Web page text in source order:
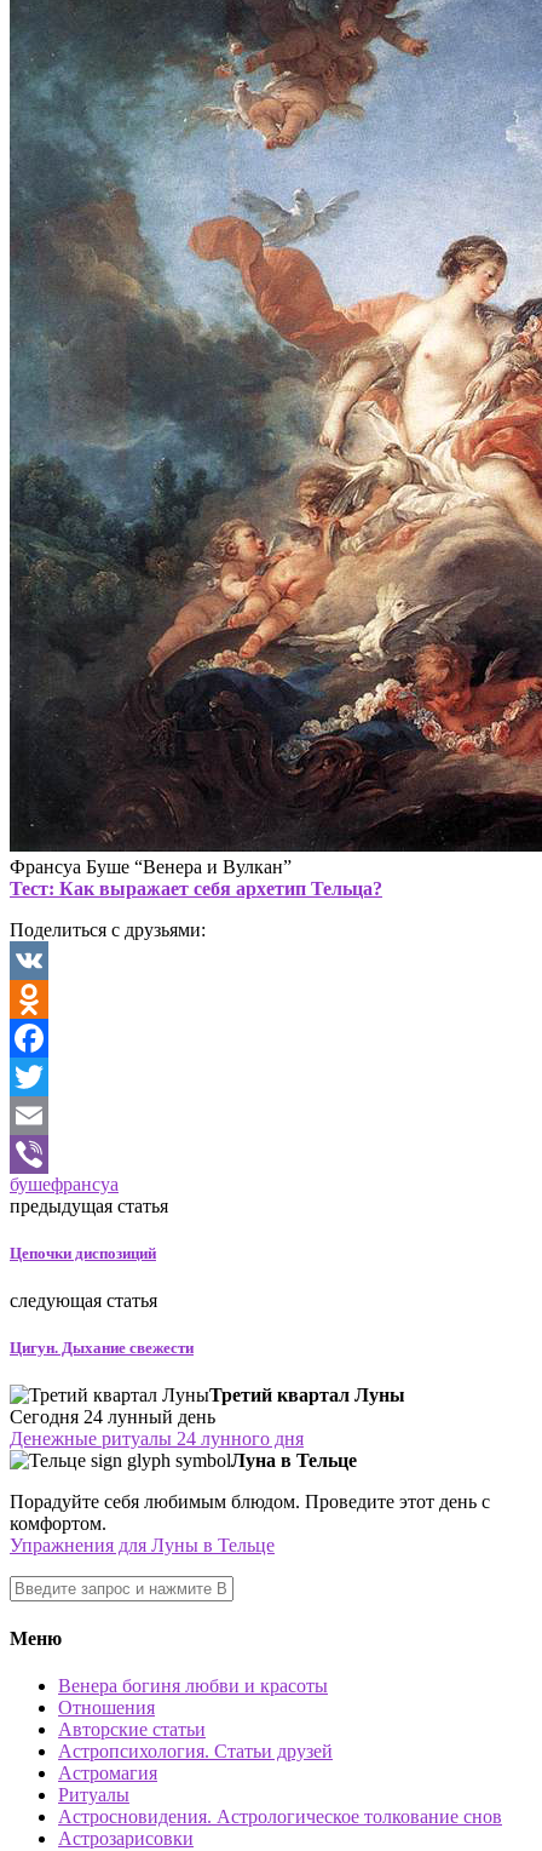
Франсуа Буше “Венера и Вулкан”
Тест: Как выражает себя архетип Тельца?
Поделиться с друзьями:
VK
Odnoklassniki
Facebook
Twitter
Email
Viber
бушефрансуа
предыдущая статья
Цепочки диспозиций
следующая статья
Цигун. Дыхание свежести
Третий квартал Луны
Сегодня 24 лунный день
Денежные ритуалы 24 лунного дня
Луна в Тельце
Порадуйте себя любимым блюдом. Проведите этот день с
комфортом.
Упражнения для Луны в Тельце
Меню
Венера богиня любви и красоты
Отношения
Авторские статьи
Астропсихология. Статьи друзей
Астромагия
Ритуалы
Астросновидения. Астрологическое толкование снов
Астрозарисовки